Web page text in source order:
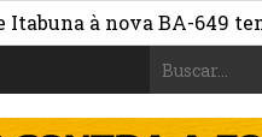
BA-649 tem 71%